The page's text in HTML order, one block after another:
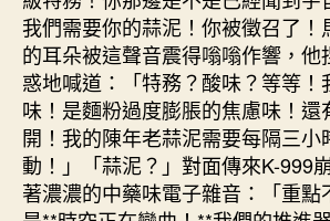
我們需要你的蒜泥！你被徵召了！
的耳朵被這聲音震得嗡嗡作響，他
惑地喊道：「特務？酸味？等等！
味！是麵粉過度膨脹的焦慮味！還
開！我的陳年老蒜泥需要每隔三小
動！」「蒜泥？」對面傳來K-999
著濃濃的中藥味電子雜音：「重點